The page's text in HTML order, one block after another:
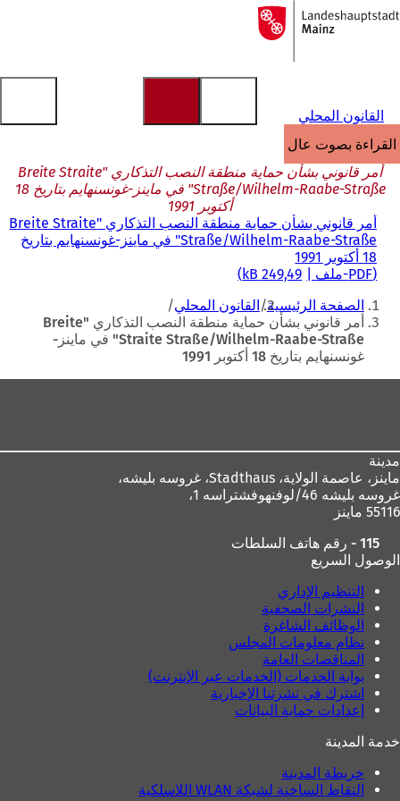
الانتقال إلى المحتوى
إلى
الصفحة
القانون المحلي
القراءة بصوت عالٍ
أمر قانوني بشأن حماية منطقة النصب التذكاري "Breite Straite
Straße/Wilhelm-Raabe-Straße" في ماينز-غونسنهايم بتاريخ 18
أكتوبر 1991
أمر قانوني بشأن حماية منطقة النصب التذكاري "Breite Straite
Straße/Wilhelm-Raabe-Straße" في ماينز-غونسنهايم بتاريخ
18 أكتوبر 1991
PDF-ملف 249,49 kB
أنت
هنا
الصفحة الرئيسية القانون المحلي
أمر قانوني بشأن حماية منطقة النصب التذكاري "Breite
Straite Straße/Wilhelm-Raabe-Straße" في ماينز-
غونسنهايم بتاريخ 18 أكتوبر 1991
مدينة
ماينز، عاصمة الولاية،
غروسه بليشه 46/لوفنهوفشتراسه 1،
55116 ماينز
115 - رقم هاتف السلطات
الوصول السريع
التنظيم الإداري
النشرات الصحفية
الوظائف الشاغرة
نظام معلومات المجلس
المناقصات العامة
بوابة الخدمات (الخدمات عبر الإنترنت)
اشترك في نشرتنا الإخبارية
إعدادات حماية البيانات
خدمة المدينة
خريطة المدينة
النقاط الساخنة لشبكة WLAN اللاسلكية